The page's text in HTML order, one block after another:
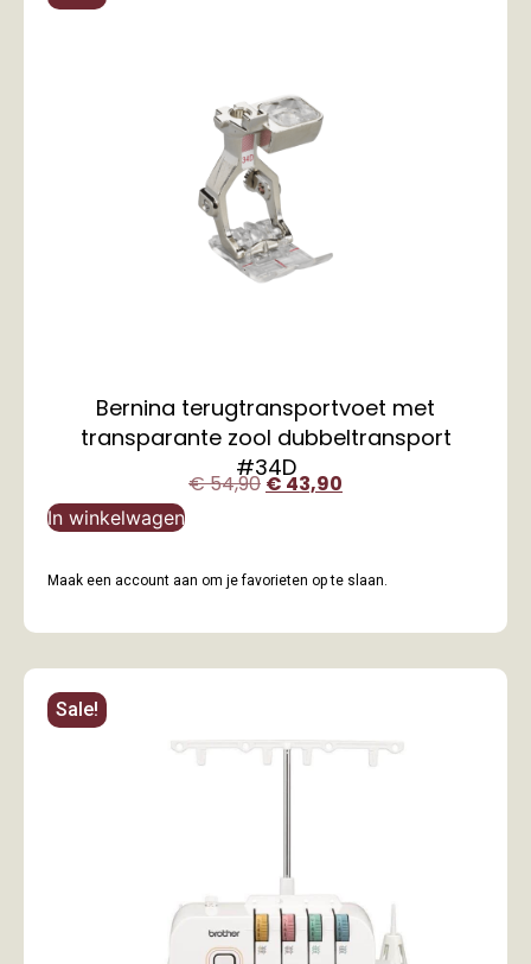
Bernina terugtransportvoet met
transparante zool dubbeltransport
#34D
€54,90 €43,90
In winkelwagen
Maak een account aan om je favorieten op te slaan.
Sale!